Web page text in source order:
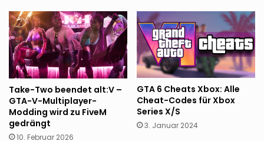
Take-Two beendet alt:V –
GTA-V-Multiplayer-
Modding wird zu FiveM
gedrängt
10. Februar 2026
GTA 6 Cheats Xbox: Alle
Cheat-Codes für Xbox
Series X/S
3. Januar 2024